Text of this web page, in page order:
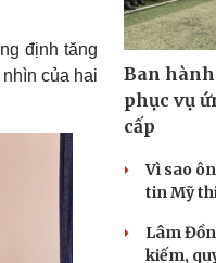
Vì cộng đồng
Du lịch
Săn Tour
định tăng
của hai
Ban
phục vụ
cấp
Vì sao
tin Mỹ
Lâm
kiếm,